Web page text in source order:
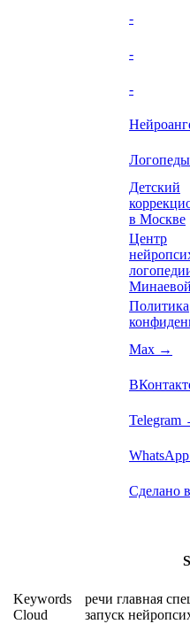
-
-
-
Детский
в Москве
Центр
Минаевой
Политика
Max →
Telegram
Сделано
Keywords
Cloud
речи главная
запуск